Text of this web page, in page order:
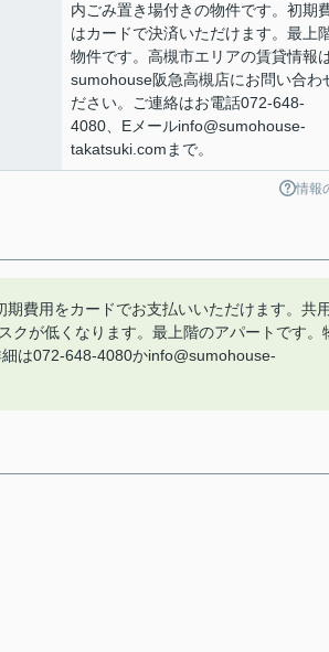
内ごみ置き場付きの物件です。初期
はカードで決済いただけます。最上
物件です。高槻市エリアの賃貸情報
sumohouse阪急高槻店にお問い合わ
ださい。ご連絡はお電話072-648-
4080、Eメールinfo@sumohouse-
takatsuki.comまで。
情報
費用をカードでお支払いいただけます。共
クが低くなります。最上階のアパートです。
は072-648-4080かinfo@sumohouse-